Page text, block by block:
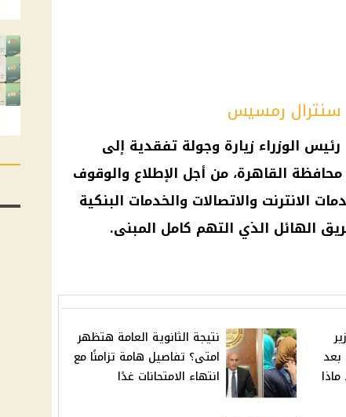
سنترال رمسيس
الوزراء زيارة وجولة تفقدية إلى
القاهرة، من أجل الإطلاع والوقوف
الانترنت والاتصالات والخدمات البنكية
الهائل الذي التهم كامل المبنى.
بعد
نتيجة الثانوية العامة هتظهر
امتى؟ تفاصيل هامة تزامنًا مع
انتهاء الامتحانات غدًا